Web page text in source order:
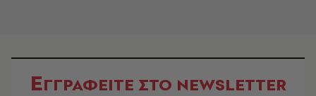
ΕΓΓΡΑΦΕΙΤΕ ΣΤΟ NEWSLETTER